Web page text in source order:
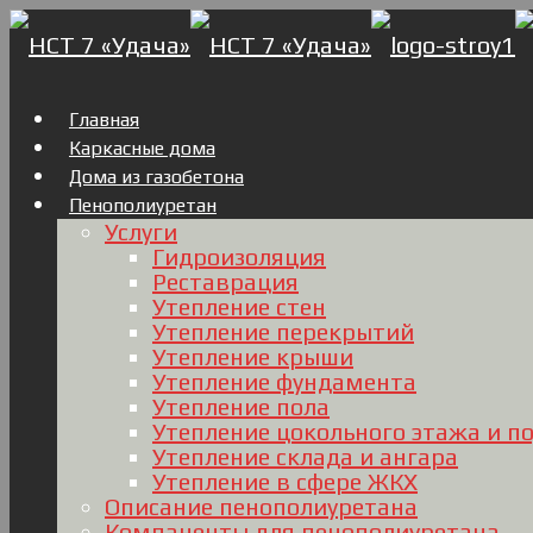
Главная
Каркасные дома
Дома из газобетона
Пенополиуретан
Услуги
Гидроизоляция
Реставрация
Утепление стен
Утепление перекрытий
Утепление крыши
Утепление фундамента
Утепление пола
Утепление цокольного этажа и
Утепление склада и ангара
Утепление в сфере ЖКХ
Описание пенополиуретана